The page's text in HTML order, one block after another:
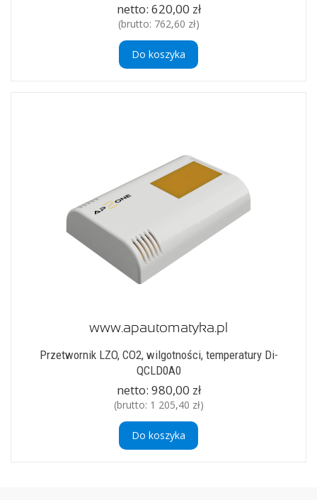
netto: 620,00 zł
(brutto: 762,60 zł)
Do koszyka
Przetwornik LZO, CO2, wilgotności, temperatury Di-
QCLD0A0
netto: 980,00 zł
(brutto: 1 205,40 zł)
Do koszyka